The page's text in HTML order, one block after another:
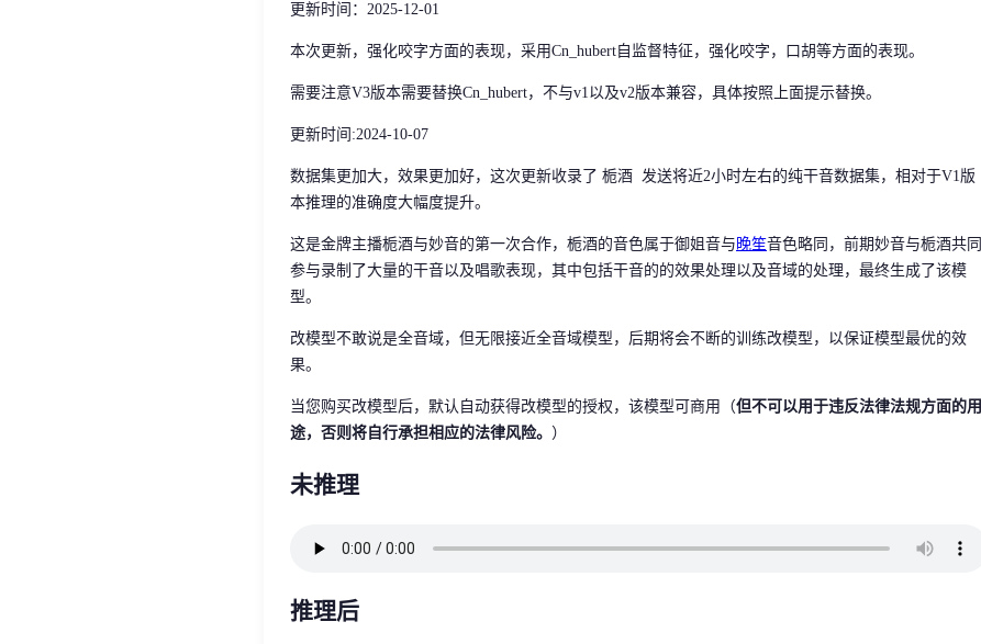
更新时间：2025-12-01
本次更新，强化咬字方面的表现，采用Cn_hubert自监督特征，强化咬字，口胡等方面的表现。
需要注意V3版本需要替换Cn_hubert，不与v1以及v2版本兼容，具体按照上面提示替换。
更新时间:2024-10-07
数据集更加大，效果更加好，这次更新收录了 栀酒 发送将近2小时左右的纯干音数据集，相对于V1版
本推理的准确度大幅度提升。
这是金牌主播栀酒与妙音的第一次合作，栀酒的音色属于御姐音与 晚笙音色略同，前期妙音与栀酒共同
参与录制了大量的干音以及唱歌表现，其中包括干音的的效果处理以及音域的处理，最终生成了该模
型。
改模型不敢说是全音域，但无限接近全音域模型，后期将会不断的训练改模型，以保证模型最优的效
果。
当您购买改模型后，默认自动获得改模型的授权，该模型可商用（但不可以用于违反法律法规方面的用
途，否则将自行承担相应的法律风险。 ）
未推理
推理后